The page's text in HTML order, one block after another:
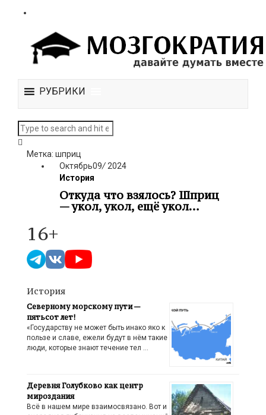
РУБРИКИ
Метка: шприц
Октябрь09/ 2024
История
Откуда что взялось? Шприц
— укол, укол, ещё укол…
16+
История
Северному морскому пути —
пятьсот лет!
«Государству не может быть инако яко к
пользе и славе, ежели будут в нём такие
люди, которые знают течение тел …
Деревня Голубково как центр
мироздания
Всё в нашем мире взаимосвязано. Вот и